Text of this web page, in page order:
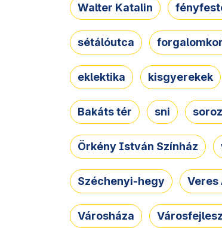
Walter Katalin
sétálóutca
eklektika kisgyerekek
Bakáts tér sni
Örkény István Színház
Széchenyi-hegy Veres
Városháza